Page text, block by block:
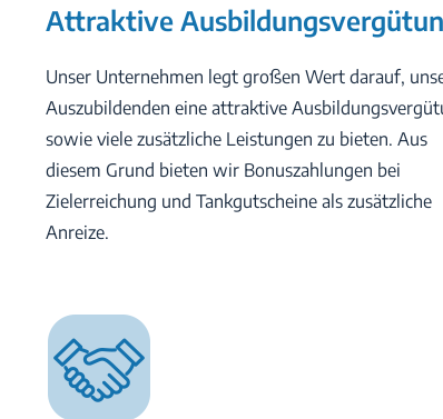
Attraktive
Unser Unternehmen legt großen Wert darauf,
Auszubildenden eine attraktive
sowie viele zusätzliche Leistungen zu bieten. Aus
diesem Grund bieten wir Bonuszahlungen bei
Zielerreichung und Tankgutscheine als zusätzliche
Anreize.